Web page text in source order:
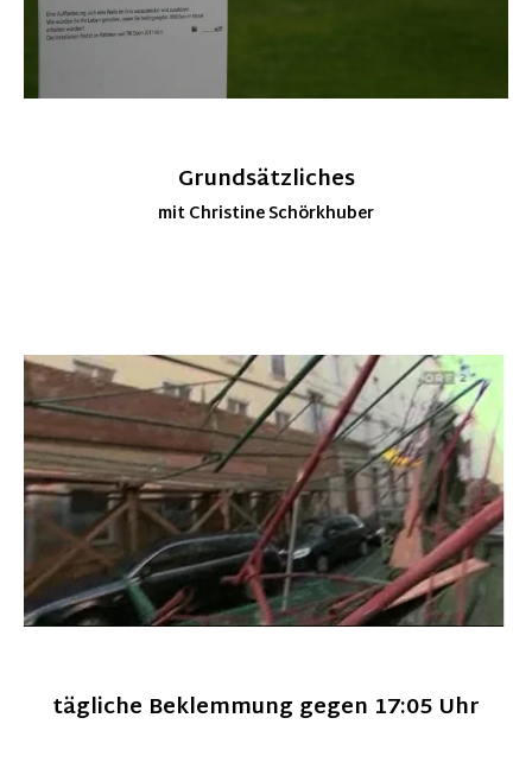
Grundsätzliches
mit Christine Schörkhuber
tägliche Beklemmung gegen 17:05 Uhr